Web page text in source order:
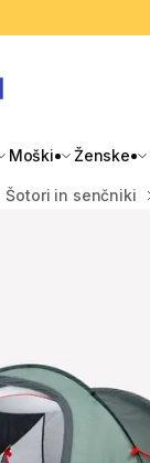
Moški Ženske
Šotori in senčniki